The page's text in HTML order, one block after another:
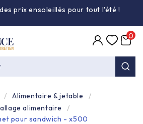
des prix ensoleillés pour tout l'été!


0
Alimentaire & jetable
alimentaire
pour sandwich - x500